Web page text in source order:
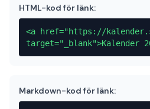
HTML-kod för länk:
<a href="https://
target="_blank">Kalender
Markdown-kod för länk: